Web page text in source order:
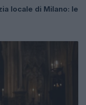
locale di Milano: le